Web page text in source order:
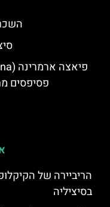
פסיפסים
הריביירה של
בסיציליה